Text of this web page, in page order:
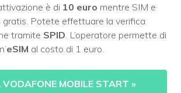
è di 10 euro mentre SIM e
gratis. Potete effettuare la verifica
tramite SPID. L’operatore permette di
eSIM al costo di 1 euro.
MOBILE START »